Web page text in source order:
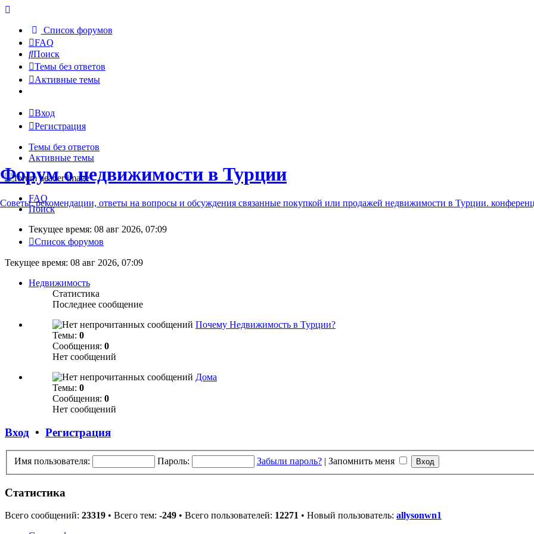
Список форумов
FAQ
Поиск
Темы без ответов
Активные темы
Вход
Регистрация
Темы без ответов
Активные темы
Форум о недвижимости в Турции
Советы, рекомендации, ответы на вопросы и обсуждения связанные покупкой или продажей недвижимости в Турции.
FAQ
Поиск
Текущее время: 08 авг 2026, 07:09
Список форумов
Текущее время: 08 авг 2026, 07:09
Недвижимость
Статистика
Последнее сообщение
Почему Недвижимость в Турции?
Темы: 0
Сообщения: 0
Нет сообщений
Дома
Темы: 0
Сообщения: 0
Нет сообщений
Вход • Регистрация
Имя пользователя: Пароль: Забыли пароль? | Запомнить меня
Статистика
Всего сообщений: 23319 • Всего тем: -249 • Всего пользователей: 12271 • Новый пользователь: allysonwn1